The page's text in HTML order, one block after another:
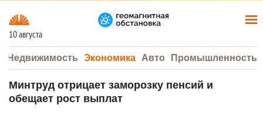
10 августа
Недвижимость Экономика Авто Промышленность
Минтруд отрицает заморозку пенсий и
обещает рост выплат